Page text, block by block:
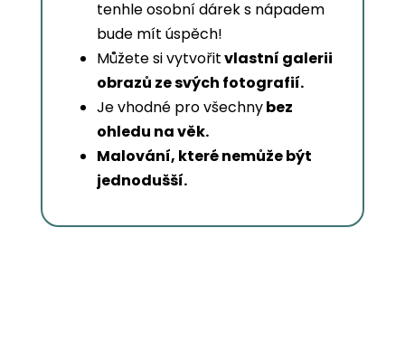
tenhle osobní dárek s nápadem
bude mít úspěch!
Můžete si vytvořitvlastní galerii
obrazů ze svých fotografií.
Je vhodné pro všechnybez
ohledu na věk.
Malování, které nemůže být
jednodušší.